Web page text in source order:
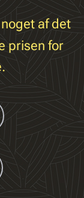
af det
prisen for